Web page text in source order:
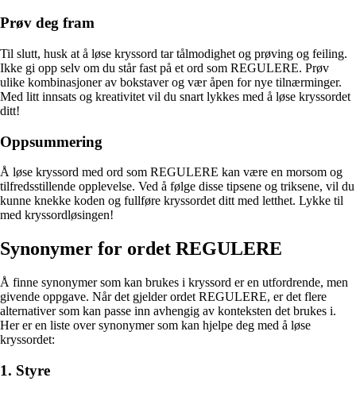
Prøv deg fram
Til slutt, husk at å løse kryssord tar tålmodighet og prøving og feiling.
Ikke gi opp selv om du står fast på et ord som REGULERE. Prøv
ulike kombinasjoner av bokstaver og vær åpen for nye tilnærminger.
Med litt innsats og kreativitet vil du snart lykkes med å løse kryssordet
ditt!
Oppsummering
Å løse kryssord med ord som REGULERE kan være en morsom og
tilfredsstillende opplevelse. Ved å følge disse tipsene og triksene, vil du
kunne knekke koden og fullføre kryssordet ditt med letthet. Lykke til
med kryssordløsingen!
Synonymer for ordet REGULERE
Å finne synonymer som kan brukes i kryssord er en utfordrende, men
givende oppgave. Når det gjelder ordet REGULERE, er det flere
alternativer som kan passe inn avhengig av konteksten det brukes i.
Her er en liste over synonymer som kan hjelpe deg med å løse
kryssordet:
1. Styre